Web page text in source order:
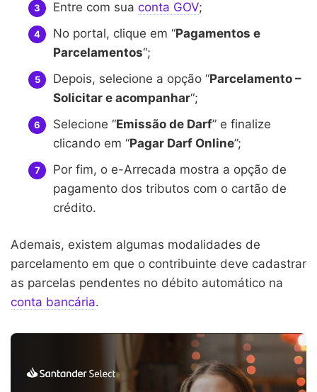
Entre com sua conta GOV;
No portal, clique em “Pagamentos e
Parcelamentos“;
Depois, selecione a opção “Parcelamento –
Solicitar e acompanhar“;
Selecione “Emissão de Darf” e finalize
clicando em “Pagar Darf Online”;
Por fim, o e-Arrecada mostra a opção de
pagamento dos tributos com o cartão de
crédito.
Ademais, existem algumas modalidades de
parcelamento em que o contribuinte deve cadastrar
as parcelas pendentes no débito automático na
conta bancária.